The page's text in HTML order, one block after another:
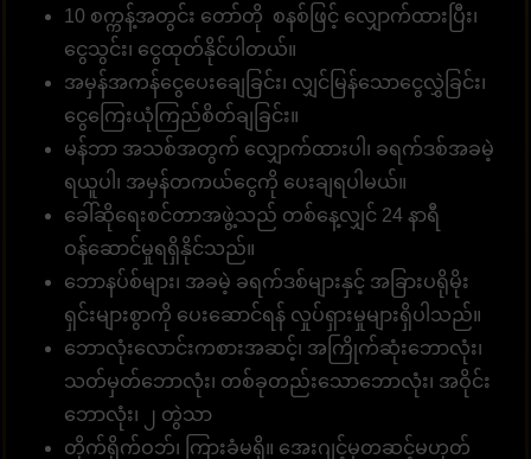
10 စက္ကန့်အတွင်း တော်တို စနစ်ဖြင့် လျှောက်ထားပြီး၊
ငွေသွင်း၊ ငွေထုတ်နိုင်ပါတယ်။
အမှန်အကန်ငွေပေးချေခြင်း၊ လျှင်မြန်သောငွေလွှဲခြင်း၊
ငွေကြေးယုံကြည်စိတ်ချခြင်း။
မန်ဘာ အသစ်အတွက် လျှောက်ထားပါ၊ ခရက်ဒစ်အခမဲ့
ရယူပါ၊ အမှန်တကယ်ငွေကို ပေးချရပါမယ်။
ခေါ်ဆိုရေးစင်တာအဖွဲ့သည် တစ်နေ့လျှင် 24 နာရီ
ဝန်ဆောင်မှုရရှိနိုင်သည်။
ဘောနပ်စ်များ၊ အခမဲ့ ခရက်ဒစ်များနှင့် အခြားပရိုမိုး
ရှင်းများစွာကို ပေးဆောင်ရန် လှုပ်ရှားမှုများရှိပါသည်။
ဘောလုံးလောင်းကစားအဆင့်၊ အကြိုက်ဆုံးဘောလုံး၊
သတ်မှတ်ဘောလုံး၊ တစ်ခုတည်းသောဘောလုံး၊ အဝိုင်း
ဘောလုံး၊ ၂ တွဲသာ
တိုက်ရိုက်ဝဘ်၊ ကြားခံမရှိ။ အေးဂျင့်မှတဆင့်မဟုတ်